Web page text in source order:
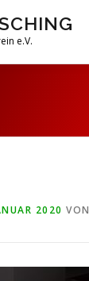
e.V.
2020 VON